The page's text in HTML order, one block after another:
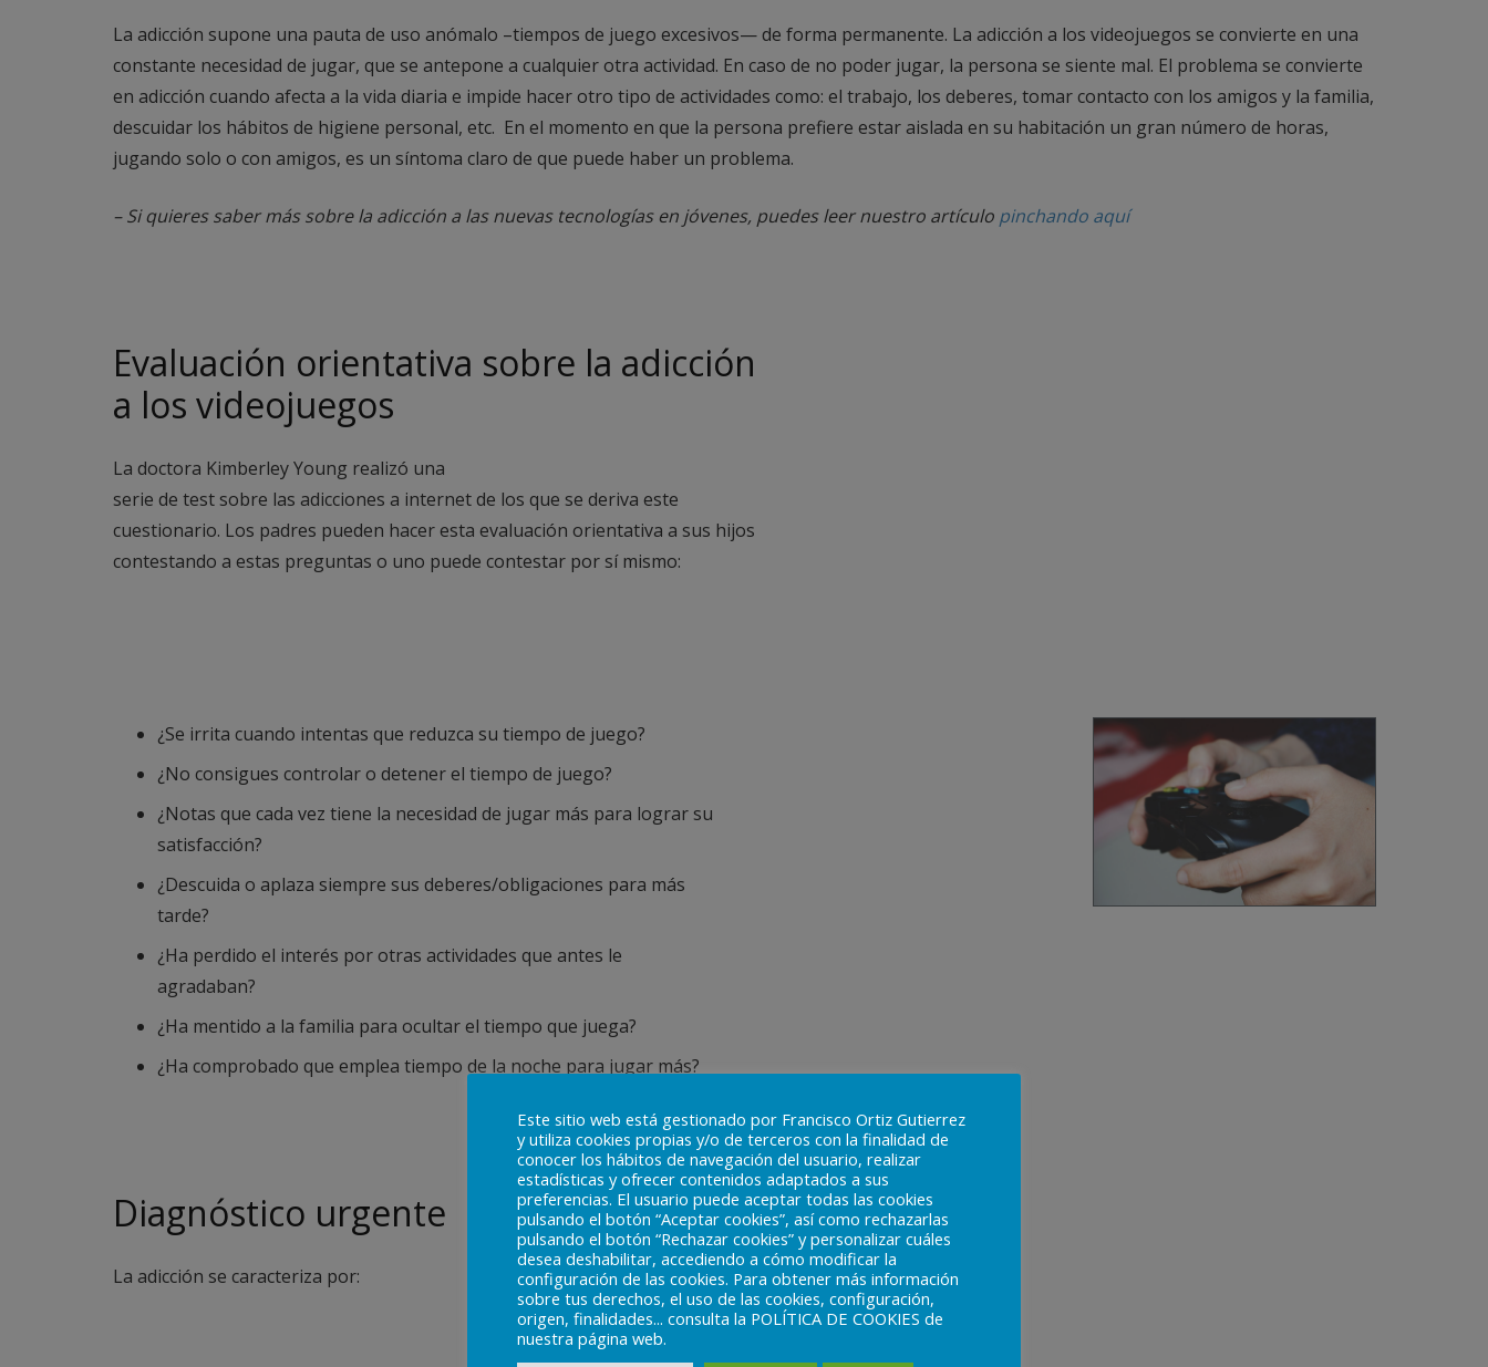
La adicción supone una pauta de uso anómalo –tiempos de juego excesivos— de forma permanente. La adicción a los videojuegos se convierte en una
constante necesidad de jugar, que se antepone a cualquier otra actividad. En caso de no poder jugar, la persona se siente mal. El problema se convierte
en adicción cuando afecta a la vida diaria e impide hacer otro tipo de actividades como: el trabajo, los deberes, tomar contacto con los amigos y la familia,
descuidar los hábitos de higiene personal, etc. En el momento en que la persona prefiere estar aislada en su habitación un gran número de horas,
jugando solo o con amigos, es un síntoma claro de que puede haber un problema.
– Si quieres saber más sobre la adicción a las nuevas tecnologías en jóvenes, puedes leer nuestro artículo pinchando aquí
Evaluación orientativa sobre la adicción
a los videojuegos
La doctora Kimberley Young realizó una
serie de test sobre las adicciones a internet de los que se deriva este
cuestionario. Los padres pueden hacer esta evaluación orientativa a sus hijos
contestando a estas preguntas o uno puede contestar por sí mismo:
¿Se irrita cuando intentas que reduzca su tiempo de juego?
¿No consigues controlar o detener el tiempo de juego?
¿Notas que cada vez tiene la necesidad de jugar más para lograr su
satisfacción?
¿Descuida o aplaza siempre sus deberes/obligaciones para más
tarde?
¿Ha perdido el interés por otras actividades que antes le
agradaban?
¿Ha mentido a la familia para ocultar el tiempo que juega?
¿Ha comprobado que emplea tiempo de la noche para jugar más?
Diagnóstico urgente
La adicción se caracteriza por:
Este sitio web está gestionado por Francisco Ortiz Gutierrez
y utiliza cookies propias y/o de terceros con la finalidad de
conocer los hábitos de navegación del usuario, realizar
estadísticas y ofrecer contenidos adaptados a sus
preferencias. El usuario puede aceptar todas las cookies
pulsando el botón “Aceptar cookies”, así como rechazarlas
pulsando el botón “Rechazar cookies” y personalizar cuáles
desea deshabilitar, accediendo a cómo modificar la
configuración de las cookies. Para obtener más información
sobre tus derechos, el uso de las cookies, configuración,
origen, finalidades... consulta la POLÍTICA DE COOKIES de
nuestra página web.